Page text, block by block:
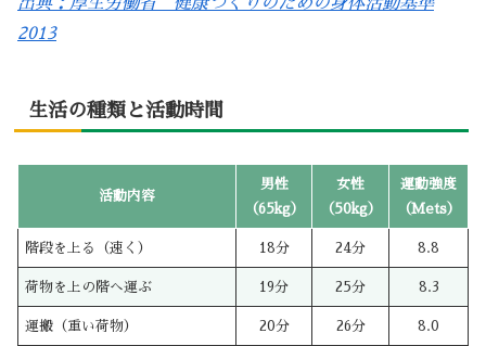
2013
生活の種類と活動時間
活動内容
男性
（65kg）
女性
（50kg）
運動強度
（Mets）
階段を上る（速く） 18分 24分 8.8
荷物を上の階へ運ぶ 19分 25分 8.3
運搬（重い荷物） 20分 26分 8.0